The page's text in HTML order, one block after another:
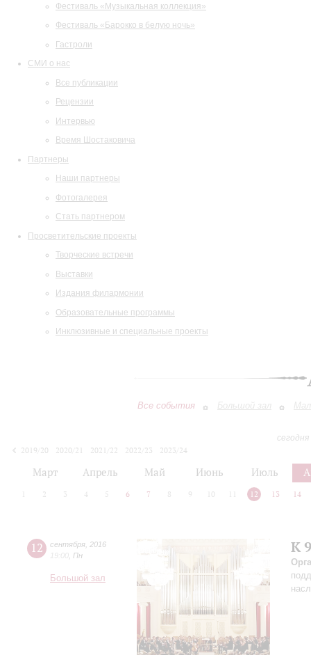
Фестиваль «Музыкальная коллекция»
Фестиваль «Барокко в белую ночь»
Гастроли
СМИ о нас
Все публикации
Рецензии
Интервью
Время Шостаковича
Партнеры
Наши партнеры
Фотогалерея
Стать партнером
Просветительские проекты
Творческие встречи
Выставки
Издания филармонии
Образовательные программы
Инклюзивные и специальные проекты
Все события Большой зал
2019/20
2020/21 2021/22 2022/23
2023/24
Март Апрель Май Июнь Июль
2 3 4 5 6 7 8 9 10 12 13 14
12 сентября 2016
19:00 Пн
Большой зал
К